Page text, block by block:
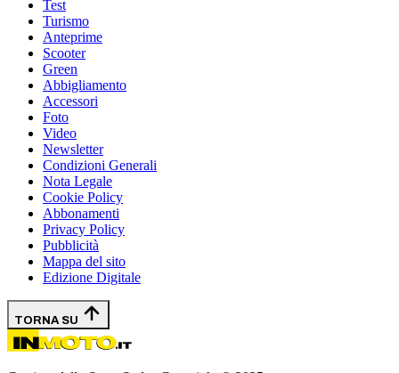
Test
Turismo
Anteprime
Scooter
Green
Abbigliamento
Accessori
Foto
Video
Newsletter
Condizioni Generali
Nota Legale
Cookie Policy
Abbonamenti
Privacy Policy
Pubblicità
Mappa del sito
Edizione Digitale
TORNA SU